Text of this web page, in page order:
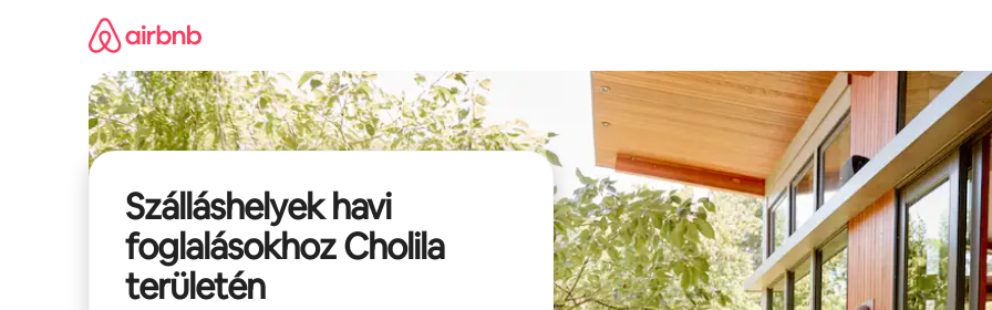
Szálláshelyek havi
foglalásokhoz Cholila
területén